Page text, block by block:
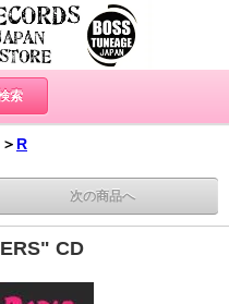
索
＞ R
次の商品へ
CD